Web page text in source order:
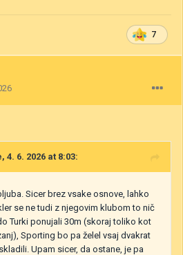
7
4. 6. 2026 at 8:03:
Sicer brez vsake osnove, lahko
se ne tudi z njegovim klubom to nič
Turki ponujali 30m (skoraj toliko kot
Sporting bo pa želel vsaj dvakrat
Upam sicer, da ostane, je pa